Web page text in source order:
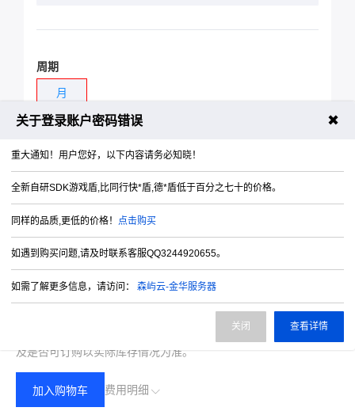
周期
月
费用合计：¥5000.00 (无折扣)
注：以上是参考价格，具体扣费请以实际下单结果为准，具体资源
及是否可订购以实际库存情况为准。
费用明细
加入购物车
关于登录账户密码错误 ✖
重大通知！用户您好，以下内容请务必知晓！
全新自研SDK游戏盾,比同行快*盾,德*盾低于百分之七十的价格。
同样的品质,更低的价格！ 点击购买
如遇到购买问题,请及时联系客服QQ3244920655。
如需了解更多信息，请访问： 森屿云-金华服务器
查看详情
关闭